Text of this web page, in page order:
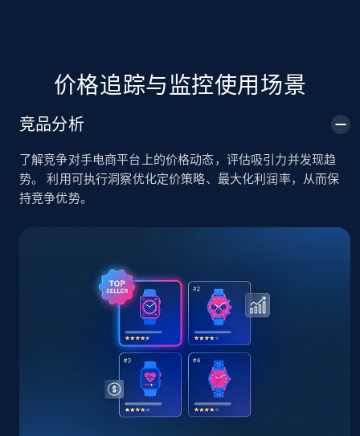
URL, Title, Available, Description, Currency, Initial
price, Final price, Discount percent, and more.
5.4K+
TikTok Shop - category
URL, Title, Available, Description, Currency, Initial
price, Final price, Discount percent, and more.
668+
价格追踪与监控使用场景
竞品分析
了解竞争对手电商平台上的价格动态，评估吸引力并发现趋
势。 利用可执行洞察优化定价策略、最大化利润率，从而保
持竞争优势。